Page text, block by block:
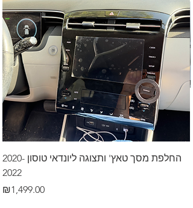
החלפת מסך טאץ' ותצוגה ליונדאי טוסון 2020-
2022
Price
₪1,499.00